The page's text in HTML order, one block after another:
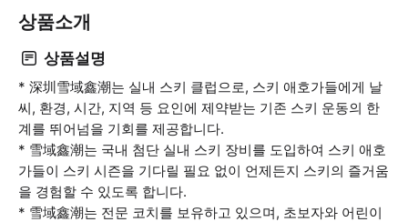
상품소개
상품설명
* 深圳雪域鑫潮는 실내 스키 클럽으로, 스키 애호가들에게 날
씨, 환경, 시간, 지역 등 요인에 제약받는 기존 스키 운동의 한
계를 뛰어넘을 기회를 제공합니다.
* 雪域鑫潮는 국내 첨단 실내 스키 장비를 도입하여 스키 애호
가들이 스키 시즌을 기다릴 필요 없이 언제든지 스키의 즐거움
을 경험할 수 있도록 합니다.
* 雪域鑫潮는 전문 코치를 보유하고 있으며, 초보자와 어린이